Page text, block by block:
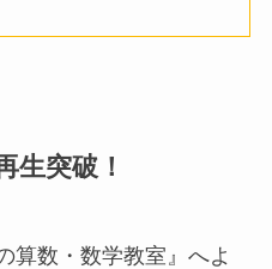
生突破！
算数・数学教室』へよ